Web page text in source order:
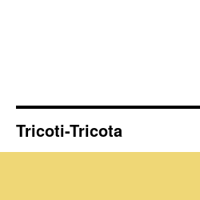
Tricoti-Tricota